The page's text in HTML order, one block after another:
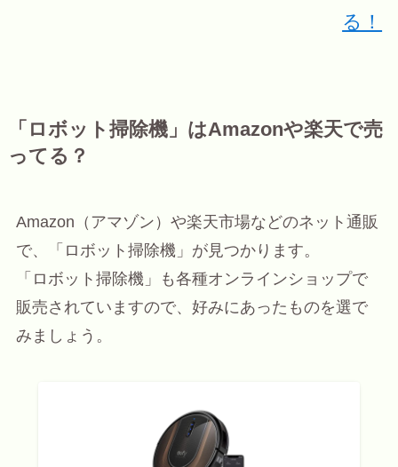
る！
「ロボット掃除機」はAmazonや楽天で売
ってる？
Amazon（アマゾン）や楽天市場などのネット通販
で、「ロボット掃除機」が見つかります。
「ロボット掃除機」も各種オンラインショップで
販売されていますので、好みにあったものを選で
みましょう。